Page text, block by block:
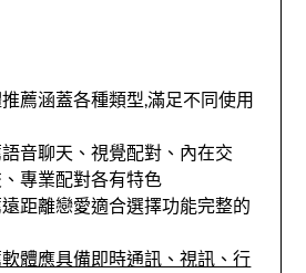
薦涵蓋各種類型,滿足不同使用
音聊天、視覺配對、內在交
專業配對各有特色
距離戀愛適合選擇功能完整的
體應具備即時通訊、視訊、行